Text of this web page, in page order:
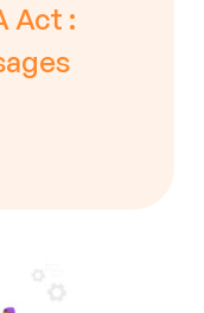
Act :